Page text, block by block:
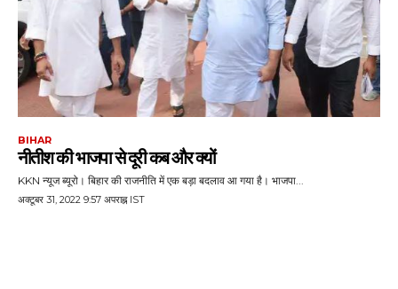
BIHAR
नीतीश की भाजपा से दूरी कब और क्यों
KKN न्यूज ब्यूरो। बिहार की राजनीति में एक बड़ा बदलाव आ गया है। भाजपा...
अक्टूबर 31, 2022 9:57 अपराह्न IST